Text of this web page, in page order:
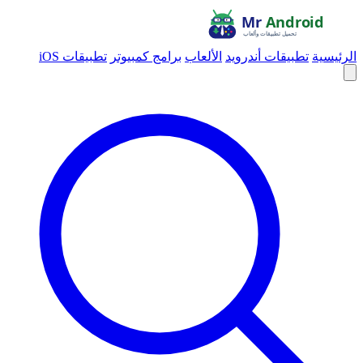
الرئيسية تطبيقات أندرويد الألعاب برامج كمبيوتر تطبيقات iOS